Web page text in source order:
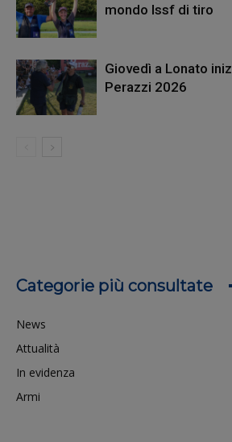
mondo Issf di tiro
Giovedì a Lonato
Perazzi 2026
Categorie più consultate
News
Attualità
In evidenza
Armi